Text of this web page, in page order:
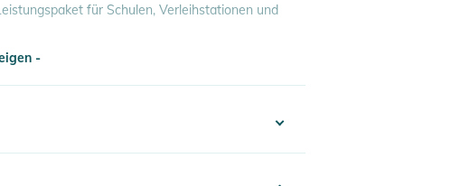
für Schulen, Verleihstationen und
Rennblatt schätzen Freizeitrennfahrer
-